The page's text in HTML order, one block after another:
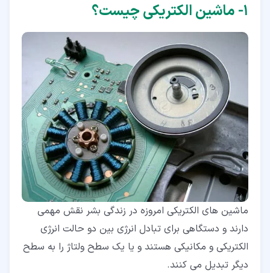
۱‏- ماشین الکتریکی چیست؟
ماشین های الکتریکی امروزه در زندگی بشر نقش مهمی
دارند و دستگاهی برای تبادل انرژی بین دو حالت انرژی
الکتریکی و مکانیکی هستند و یا یک سطح ولتاژ را به سطح
دیگر تبدیل می کنند.